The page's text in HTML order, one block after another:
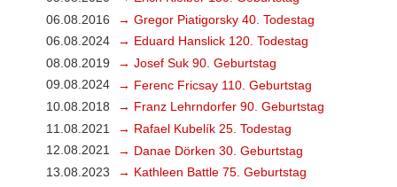
06.08.2016
→ Gregor Piatigorsky 40. Todestag
06.08.2024
→ Eduard Hanslick 120. Todestag
08.08.2019
→ Josef Suk 90. Geburtstag
09.08.2024
→ Ferenc Fricsay 110. Geburtstag
10.08.2018
→ Franz Lehrndorfer 90. Geburtstag
11.08.2021
→ Rafael Kubelík 25. Todestag
12.08.2021
→ Danae Dörken 30. Geburtstag
13.08.2023
→ Kathleen Battle 75. Geburtstag